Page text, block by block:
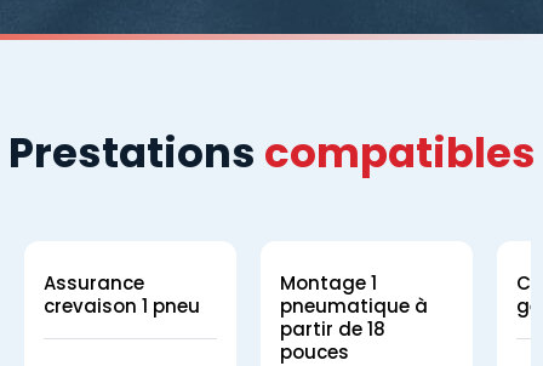
Prestations compatibles
Assurance
crevaison 1 pneu
Montage 1
pneumatique à
partir de 18
pouces